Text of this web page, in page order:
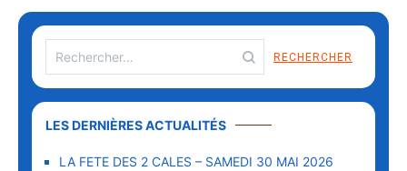
LES DERNIÈRES ACTUALITÉS
LA FETE DES 2 CALES – SAMEDI 30 MAI 2026